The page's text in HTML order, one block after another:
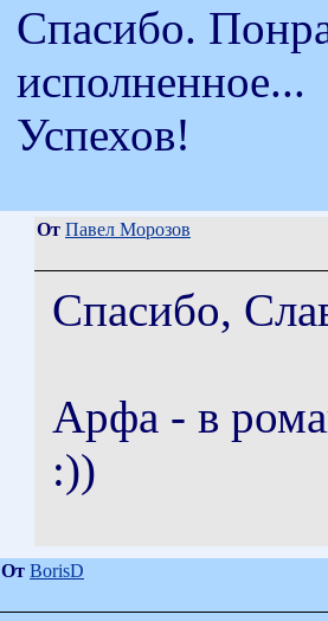
Спасибо.
исполненное...
Успехов!
От Павел Морозов
Спасибо,
Арфа - в
:))
От BorisD